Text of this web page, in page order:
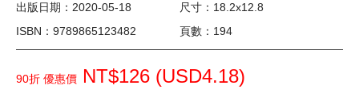
出版日期：2020-05-18
尺寸：18.2x12.8
ISBN：9789865123482
頁數：194
90折 優惠價 NT$126 (USD4.18)